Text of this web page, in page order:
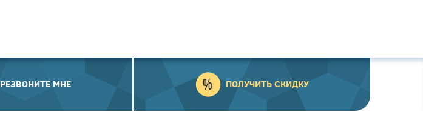
МНЕ ПОЛУЧИТЬ СКИДКУ